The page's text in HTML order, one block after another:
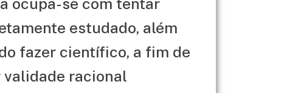
ocupa-se com tentar
estudado, além
fazer científico, a fim de
racional